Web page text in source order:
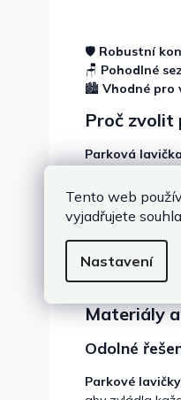
Tento web
vyjadřujete
Nastavení
🛡️ Robustní
🪑 Pohodlné
🏙️ Vhodné pro
Proč zvolit
Parková lavička
designu se
✔️
✔️
✔️
✔️
Materiály
Odolné
Parkové